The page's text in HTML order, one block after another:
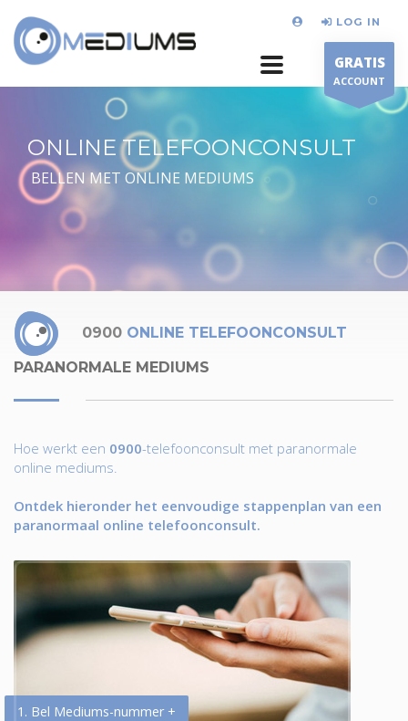
LOG IN
GRATIS
ACCOUNT
ONLINE TELEFOONCONSULT
BELLEN MET ONLINE MEDIUMS
0900 ONLINE TELEFOONCONSULT
PARANORMALE MEDIUMS
Hoe werkt een 0900-telefoonconsult met paranormale
online mediums.
Ontdek hieronder het eenvoudige stappenplan van een
paranormaal online telefoonconsult.
1. Bel Mediums-nummer +